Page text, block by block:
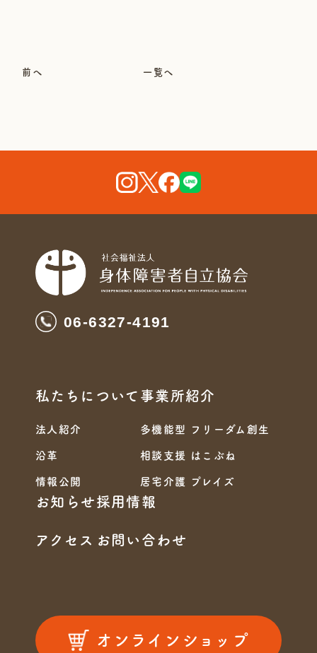
前へ 一覧へ
06-6327-4191
私たちについて
法人紹介
沿革
情報公開
事業所紹介
多機能型 フリーダム創生
相談支援 はこぶね
居宅介護 プレイズ
お知らせ
アクセス
採用情報
お問い合わせ
オンラインショップ